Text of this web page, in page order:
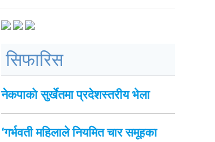
सिफारिस
नेकपाकाे सुर्खेतमा प्रदेशस्तरीय भेला
‘गर्भवती महिलाले नियमित चार समूहका